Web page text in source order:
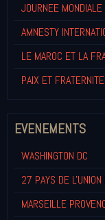
JOURNEE
AMNESTY
LE MAROC ET LA
PAIX ET FRATERNITE
EVENEMENTS
WASHINGTON DC
27 PAYS DE L'UNION
MARSEILLE